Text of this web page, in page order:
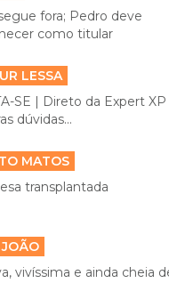
fora; Pedro deve
como titular
LESSA
SE | Direto da Expert XP
dúvidas...
MATOS
transplantada
vivíssima e ainda cheia